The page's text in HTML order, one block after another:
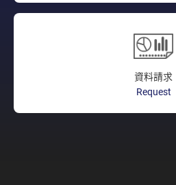
資料請求
Request